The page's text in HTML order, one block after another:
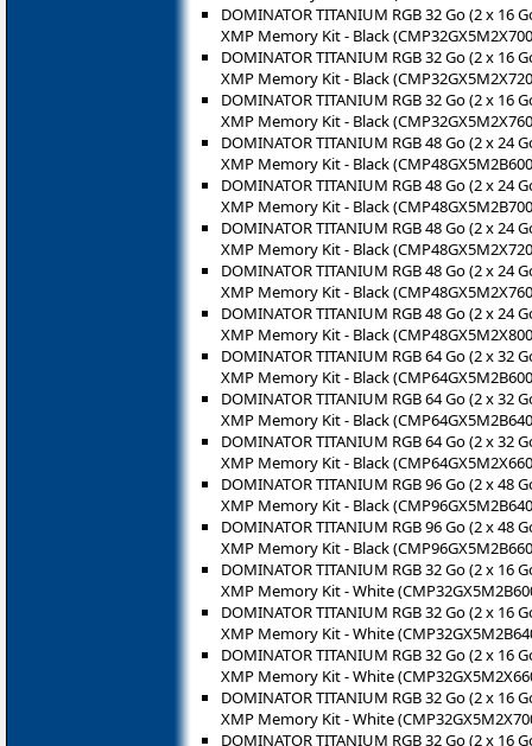
DOMINATOR TITANIUM RGB 32 Go (2 x 16
XMP Memory Kit - Black
DOMINATOR TITANIUM RGB 32 Go (2 x 16
XMP Memory Kit - Black
DOMINATOR TITANIUM RGB 32 Go (2 x 16
XMP Memory Kit - Black
DOMINATOR TITANIUM RGB 48 Go (2 x 24
XMP Memory Kit - Black
DOMINATOR TITANIUM RGB 48 Go (2 x 24
XMP Memory Kit - Black
DOMINATOR TITANIUM RGB 48 Go (2 x 24
XMP Memory Kit - Black
DOMINATOR TITANIUM RGB 48 Go (2 x 24
XMP Memory Kit - Black
DOMINATOR TITANIUM RGB 48 Go (2 x 24
XMP Memory Kit - Black
DOMINATOR TITANIUM RGB 64 Go (2 x 32
XMP Memory Kit - Black
DOMINATOR TITANIUM RGB 64 Go (2 x 32
XMP Memory Kit - Black
DOMINATOR TITANIUM RGB 64 Go (2 x 32
XMP Memory Kit - Black
DOMINATOR TITANIUM RGB 96 Go (2 x 48
XMP Memory Kit - Black
DOMINATOR TITANIUM RGB 96 Go (2 x 48
XMP Memory Kit - Black
DOMINATOR TITANIUM RGB 32 Go (2 x 16
XMP Memory Kit - White
DOMINATOR TITANIUM RGB 32 Go (2 x 16
XMP Memory Kit - White
DOMINATOR TITANIUM RGB 32 Go (2 x 16
XMP Memory Kit - White
DOMINATOR TITANIUM RGB 32 Go (2 x 16
XMP Memory Kit - White
DOMINATOR TITANIUM RGB 32 Go (2 x 16